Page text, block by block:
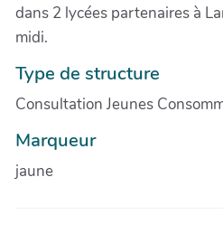
dans 2 lycées partenaires à
midi.
Type de structure
Consultation Jeunes
Marqueur
jaune